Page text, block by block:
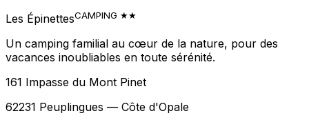
Les ÉpinettesCAMPING ★★
Un camping familial au cœur de la nature, pour des
vacances inoubliables en toute sérénité.
161 Impasse du Mont Pinet
62231 Peuplingues — Côte d'Opale